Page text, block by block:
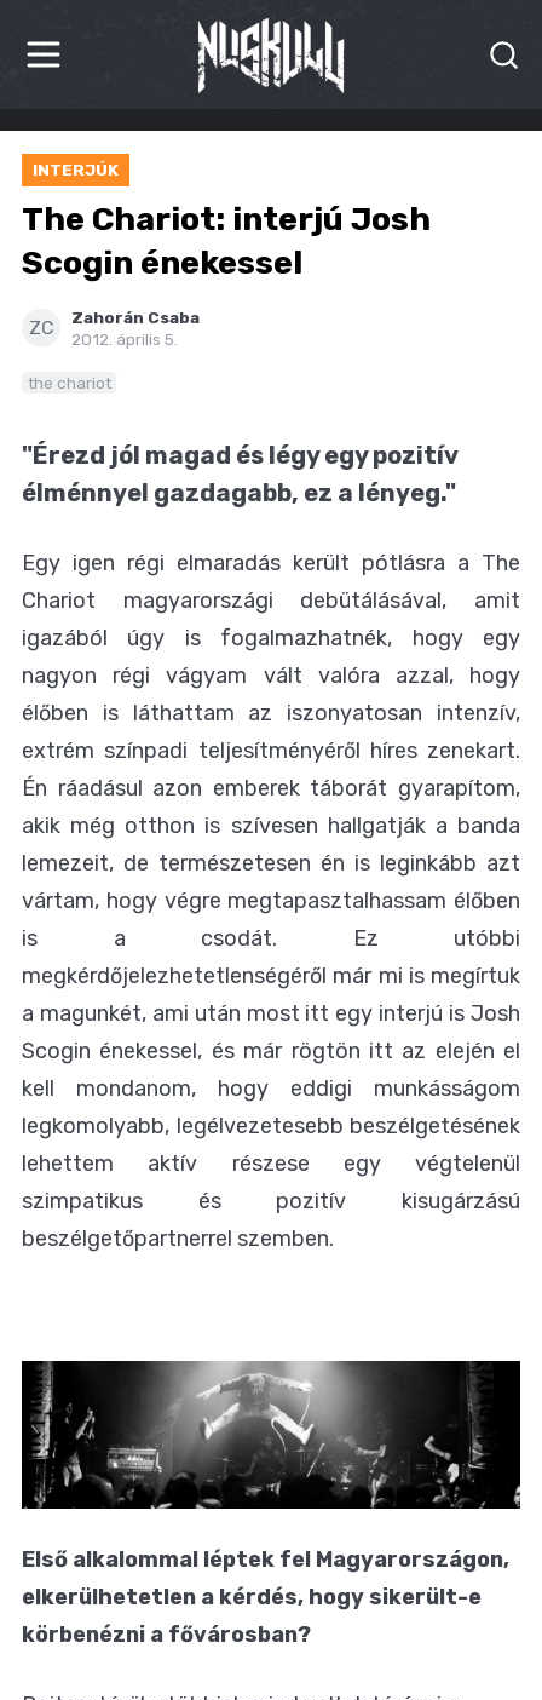
HÍREK
KRITIKÁK
BESZÁMOLÓK
MÁSVILÁG
INTERJÚK
The Chariot: interjú Josh
Scogin énekessel
ZC
Zahorán Csaba
2012. április 5.
the chariot
"Érezd jól magad és légy egy pozitív
élménnyel gazdagabb, ez a lényeg."
Egy igen régi elmaradás került pótlásra a The
Chariot magyarországi debütálásával, amit
igazából úgy is fogalmazhatnék, hogy egy
nagyon régi vágyam vált valóra azzal, hogy
élőben is láthattam az iszonyatosan intenzív,
extrém színpadi teljesítményéről híres zenekart.
Én ráadásul azon emberek táborát gyarapítom,
akik még otthon is szívesen hallgatják a banda
lemezeit, de természetesen én is leginkább azt
vártam, hogy végre megtapasztalhassam élőben
is a csodát. Ez utóbbi
megkérdőjelezhetetlenségéről már mi is megírtuk
a magunkét, ami után most itt egy interjú is Josh
Scogin énekessel, és már rögtön itt az elején el
kell mondanom, hogy eddigi munkásságom
legkomolyabb, legélvezetesebb beszélgetésének
lehettem aktív részese egy végtelenül
szimpatikus és pozitív kisugárzású
beszélgetőpartnerrel szemben.
Első alkalommal léptek fel Magyarországon,
elkerülhetetlen a kérdés, hogy sikerült-e
körbenézni a fővárosban?